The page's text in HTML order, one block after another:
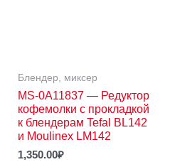
Блендер, миксер
MS-0A11837 — Редуктор
кофемолки с прокладкой
к блендерам Tefal BL142
и Moulinex LM142
1,350.00₽